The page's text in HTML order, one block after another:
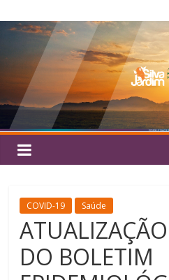
para
conteúdo
Silva
Jardim
COVID-19 Saúde
DO BOLETIM